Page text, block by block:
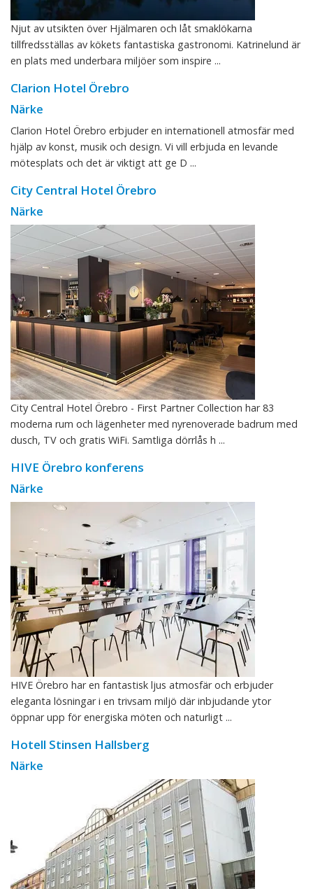
Njut av utsikten över Hjälmaren och låt smaklökarna
tillfredsställas av kökets fantastiska gastronomi. Katrinelund är
en plats med underbara miljöer som inspire ...
Clarion Hotel Örebro
Närke
Clarion Hotel Örebro erbjuder en internationell atmosfär med
hjälp av konst, musik och design. Vi vill erbjuda en levande
mötesplats och det är viktigt att ge D ...
City Central Hotel Örebro
Närke
City Central Hotel Örebro - First Partner Collection har 83
moderna rum och lägenheter med nyrenoverade badrum med
dusch, TV och gratis WiFi. Samtliga dörrlås h ...
HIVE Örebro konferens
Närke
HIVE Örebro har en fantastisk ljus atmosfär och erbjuder
eleganta lösningar i en trivsam miljö där inbjudande ytor
öppnar upp för energiska möten och naturligt ...
Hotell Stinsen Hallsberg
Närke